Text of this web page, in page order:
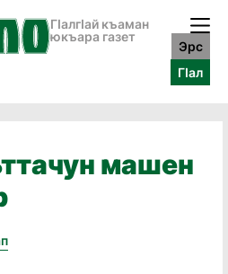
ГӀалгӀай къаман
юкъара газет
Эрс
ГӀал
машен